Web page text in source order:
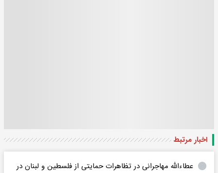
اخبار مرتبط
عطاءالله مهاجرانی در تظاهرات حمایتی از فلسطین و لبنان در